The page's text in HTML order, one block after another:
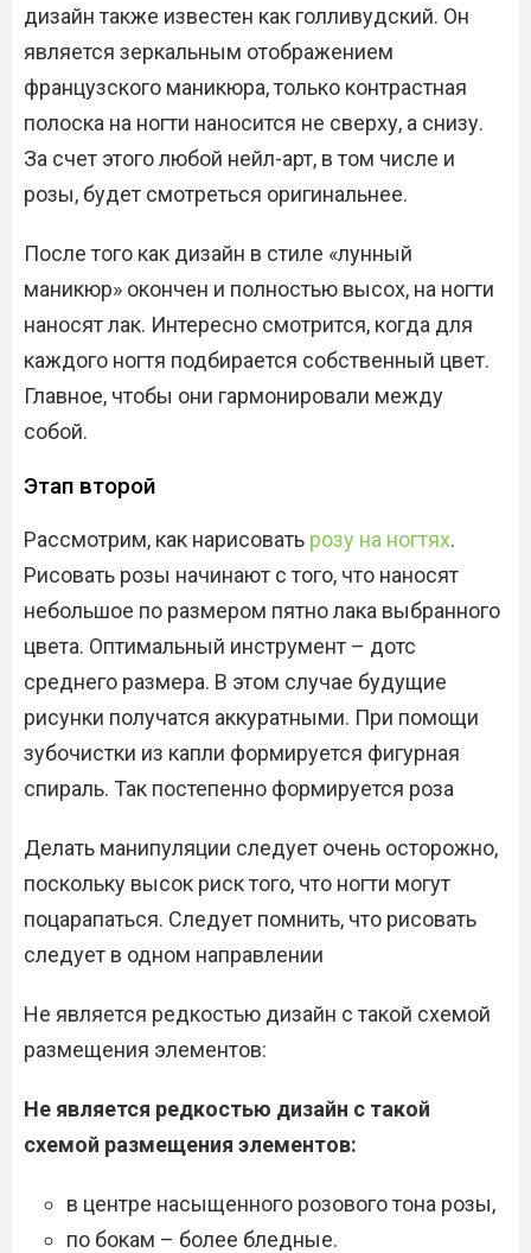
дизайн также известен как голливудский. Он
является зеркальным отображением
французского маникюра, только контрастная
полоска на ногти наносится не сверху, а снизу.
За счет этого любой нейл-арт, в том числе и
розы, будет смотреться оригинальнее.
После того как дизайн в стиле «лунный
маникюр» окончен и полностью высох, на ногти
наносят лак. Интересно смотрится, когда для
каждого ногтя подбирается собственный цвет.
Главное, чтобы они гармонировали между
собой.
Этап второй
Рассмотрим, как нарисовать розу на ногтях.
Рисовать розы начинают с того, что наносят
небольшое по размером пятно лака выбранного
цвета. Оптимальный инструмент – дотс
среднего размера. В этом случае будущие
рисунки получатся аккуратными. При помощи
зубочистки из капли формируется фигурная
спираль. Так постепенно формируется роза
Делать манипуляции следует очень осторожно,
поскольку высок риск того, что ногти могут
поцарапаться. Следует помнить, что рисовать
следует в одном направлении
Не является редкостью дизайн с такой схемой
размещения элементов:
Не является редкостью дизайн с такой
схемой размещения элементов:
в центре насыщенного розового тона розы,
по бокам – более бледные.